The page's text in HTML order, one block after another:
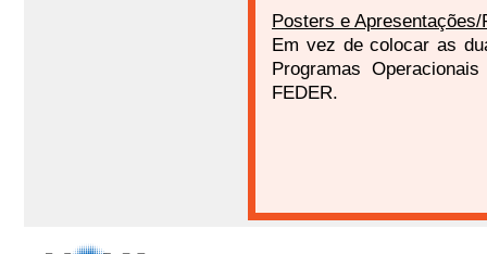
Posters e
Em vez de colocar as
Programas
FEDER.